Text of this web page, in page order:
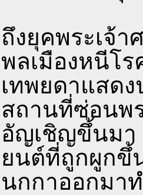
ถึงยุคพระเจ้
พลเมืองหนีโ
เทพยดาแสด
สถานที่ซ่อนพ
อัญเชิญขึ้นมา
ยนต์ที่ถูกผูกขึ้
นกกาออกมา